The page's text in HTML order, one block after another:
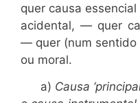
quer causa essencial
acidental, — quer
— quer (num sentido
ou moral.
a) Causa